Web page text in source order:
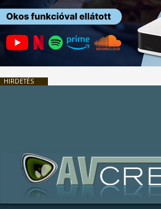
HIRDETÉS